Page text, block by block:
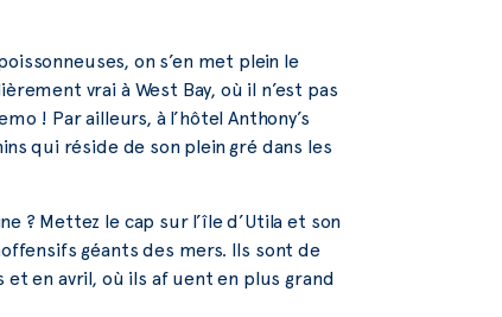
on s’en met plein le
vrai à West Bay, où il n’est pas
! Par ailleurs, à l’hôtel Anthony’s
qui réside de son plein gré dans les
? Mettez le cap sur l’île d’Utila et son
géants des mers. Ils sont de
et en avril, où ils af uent en plus grand